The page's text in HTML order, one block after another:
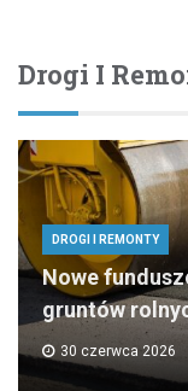
Drogi I
DROGI I REMONTY
Nowe
gruntów
30 czerwca 2026